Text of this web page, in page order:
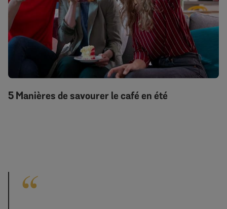
5 Manières de savourer le café en été